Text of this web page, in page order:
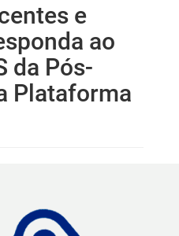
e
ao
da Pós-
Plataforma